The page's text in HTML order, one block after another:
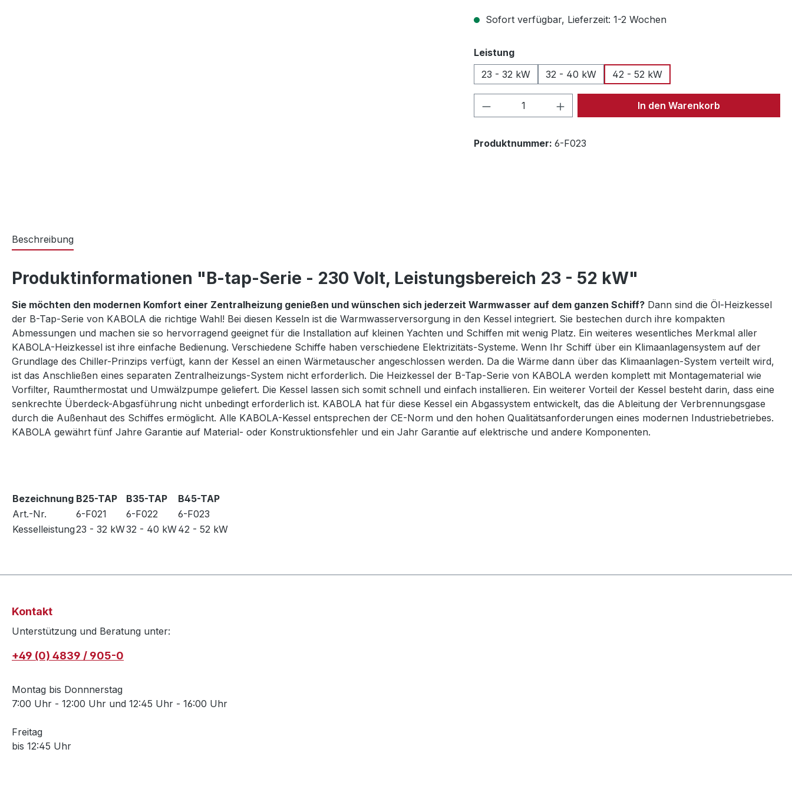
Sofort verfügbar, Lieferzeit: 1-2 Wochen
Leistungauswählen
23 - 32 kW
32 - 40 kW 42 - 52 kW
Produkt Anzahl: Gib den gewünschten Wert
In den Warenkorb
Produktnummer: 6-F023
Beschreibung
Produktinformationen "B-tap-Serie - 230 Volt, Leistungsbereich 23 - 52 kW"
Sie möchten den modernen Komfort einer Zentralheizung genießen und wünschen sich jederzeit Warmwasser auf dem ganzen Schiff? Dann sind die Öl-Heizkessel
der B-Tap-Serie von KABOLA die richtige Wahl! Bei diesen Kesseln ist die Warmwasserversorgung in den Kessel integriert. Sie bestechen durch ihre kompakten
Abmessungen und machen sie so hervorragend geeignet für die Installation auf kleinen Yachten und Schiffen mit wenig Platz. Ein weiteres wesentliches Merkmal aller
KABOLA-Heizkessel ist ihre einfache Bedienung. Verschiedene Schiffe haben verschiedene Elektrizitäts-Systeme. Wenn Ihr Schiff über ein Klimaanlagensystem auf der
Grundlage des Chiller-Prinzips verfügt, kann der Kessel an einen Wärmetauscher angeschlossen werden. Da die Wärme dann über das Klimaanlagen-System verteilt wird,
ist das Anschließen eines separaten Zentralheizungs-System nicht erforderlich. Die Heizkessel der B-Tap-Serie von KABOLA werden komplett mit Montagematerial wie
Vorfilter, Raumthermostat und Umwälzpumpe geliefert. Die Kessel lassen sich somit schnell und einfach installieren. Ein weiterer Vorteil der Kessel besteht darin, dass eine
senkrechte Überdeck-Abgasführung nicht unbedingt erforderlich ist. KABOLA hat für diese Kessel ein Abgassystem entwickelt, das die Ableitung der Verbrennungsgase
durch die Außenhaut des Schiffes ermöglicht. Alle KABOLA-Kessel entsprechen der CE-Norm und den hohen Qualitätsanforderungen eines modernen Industriebetriebes.
KABOLA gewährt fünf Jahre Garantie auf Material- oder Konstruktionsfehler und ein Jahr Garantie auf elektrische und andere Komponenten.
Bezeichnung B25-TAP B35-TAP
B45-TAP
Art.-Nr.
6-F021 6-F022
6-F023
Kesselleistung23 - 32 kW32 - 40 kW42 - 52 kW
Kontakt
Unterstützung und Beratung unter:
+49 (0) 4839 / 905-0
Montag bis Donnnerstag
7:00 Uhr - 12:00 Uhr und 12:45 Uhr - 16:00 Uhr
Freitag
bis 12:45 Uhr